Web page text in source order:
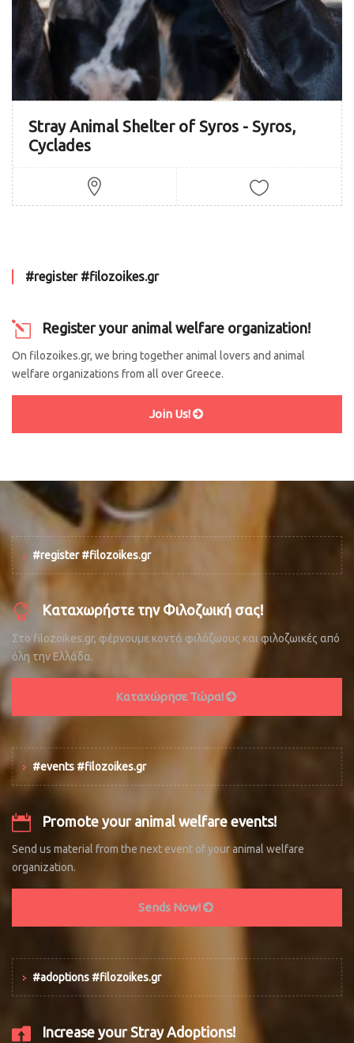
Stray Animal Shelter of Syros - Syros,
Cyclades
#register #filozoikes.gr
Register your animal welfare organization!
On filozoikes.gr, we bring together animal lovers and animal
welfare organizations from all over Greece.
Join Us!
#register #filozoikes.gr
Καταχωρήστε την Φιλοζωική σας!
Στο filozoikes.gr, φέρνουμε κοντά φιλόζωους και φιλοζωικές από
όλη την Ελλάδα.
Καταχώρησε Τώρα!
#events #filozoikes.gr
Promote your animal welfare events!
Send us material from the next event of your animal welfare
organization.
Sends Now!
#adoptions #filozoikes.gr
Increase your Stray Adoptions!